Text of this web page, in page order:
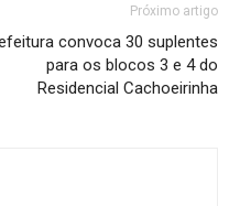
Próximo artigo
convoca 30 suplentes
para os blocos 3 e 4 do
Residencial Cachoeirinha